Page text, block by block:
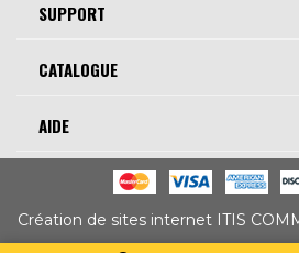
AIDE
CATALOGUE
SUPPORT
Création de sites internet ITIS